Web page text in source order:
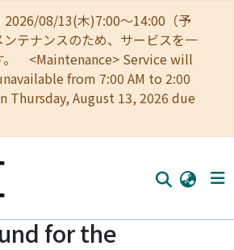
2026/08/13(木)7:00～14:00（予
テナンスのため、サービスを一
。 <Maintenance> Service will
from 7:00 AM to 2:00
Thursday, August 13, 2026 due
for the